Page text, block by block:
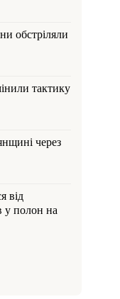
обстріляли
тактику
через
від
у полон на